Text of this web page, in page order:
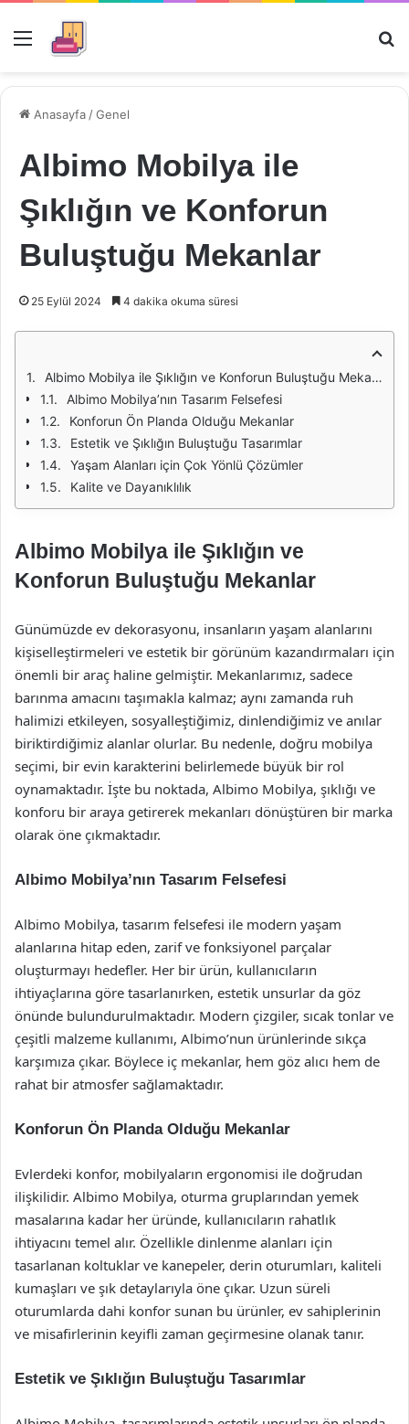
Menü
Anasayfa /Genel
Albimo Mobilya ile
Şıklığın ve Konforun
Buluştuğu Mekanlar
25 Eylül 2024 4 dakika okuma süresi
Albimo Mobilya ile Şıklığın ve Konforun Buluştuğu Mekanlar
Albimo Mobilya’nın Tasarım Felsefesi
Konforun Ön Planda Olduğu Mekanlar
Estetik ve Şıklığın Buluştuğu Tasarımlar
Yaşam Alanları için Çok Yönlü Çözümler
Kalite ve Dayanıklılık
Albimo Mobilya ile Şıklığın ve
Konforun Buluştuğu Mekanlar
Günümüzde ev dekorasyonu, insanların yaşam alanlarını
kişiselleştirmeleri ve estetik bir görünüm kazandırmaları için
önemli bir araç haline gelmiştir. Mekanlarımız, sadece
barınma amacını taşımakla kalmaz; aynı zamanda ruh
halimizi etkileyen, sosyalleştiğimiz, dinlendiğimiz ve anılar
biriktirdiğimiz alanlar olurlar. Bu nedenle, doğru mobilya
seçimi, bir evin karakterini belirlemede büyük bir rol
oynamaktadır. İşte bu noktada, Albimo Mobilya, şıklığı ve
konforu bir araya getirerek mekanları dönüştüren bir marka
olarak öne çıkmaktadır.
Albimo Mobilya’nın Tasarım Felsefesi
Albimo Mobilya, tasarım felsefesi ile modern yaşam
alanlarına hitap eden, zarif ve fonksiyonel parçalar
oluşturmayı hedefler. Her bir ürün, kullanıcıların
ihtiyaçlarına göre tasarlanırken, estetik unsurlar da göz
önünde bulundurulmaktadır. Modern çizgiler, sıcak tonlar ve
çeşitli malzeme kullanımı, Albimo’nun ürünlerinde sıkça
karşımıza çıkar. Böylece iç mekanlar, hem göz alıcı hem de
rahat bir atmosfer sağlamaktadır.
Konforun Ön Planda Olduğu Mekanlar
Evlerdeki konfor, mobilyaların ergonomisi ile doğrudan
ilişkilidir. Albimo Mobilya, oturma gruplarından yemek
masalarına kadar her üründe, kullanıcıların rahatlık
ihtiyacını temel alır. Özellikle dinlenme alanları için
tasarlanan koltuklar ve kanepeler, derin oturumları, kaliteli
kumaşları ve şık detaylarıyla öne çıkar. Uzun süreli
oturumlarda dahi konfor sunan bu ürünler, ev sahiplerinin
ve misafirlerinin keyifli zaman geçirmesine olanak tanır.
Estetik ve Şıklığın Buluştuğu Tasarımlar